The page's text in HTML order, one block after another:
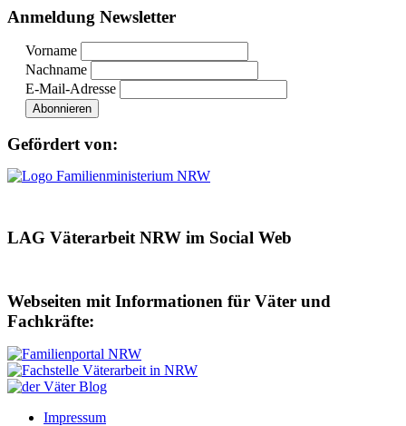
Anmeldung Newsletter
Vorname
Nachname
E-Mail-Adresse
Gefördert von:
LAG Väterarbeit NRW im Social Web
Webseiten mit Informationen für Väter und
Fachkräfte:
Impressum